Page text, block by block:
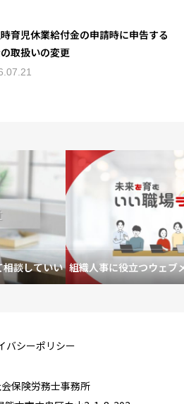
育児休業給付金の申請時に申告する
取扱いの変更
談していい 組織人事に役立つウェブ
バシーポリシー
保険労務士事務所